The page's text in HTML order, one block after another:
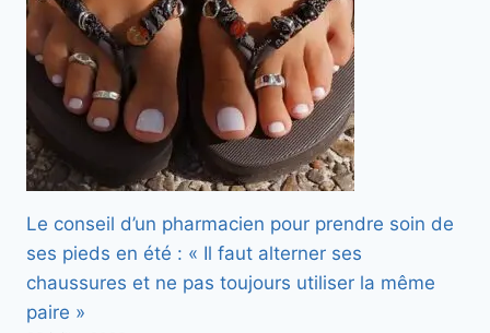
Le conseil d’un pharmacien pour prendre soin de
ses pieds en été : « Il faut alterner ses
chaussures et ne pas toujours utiliser la même
paire »